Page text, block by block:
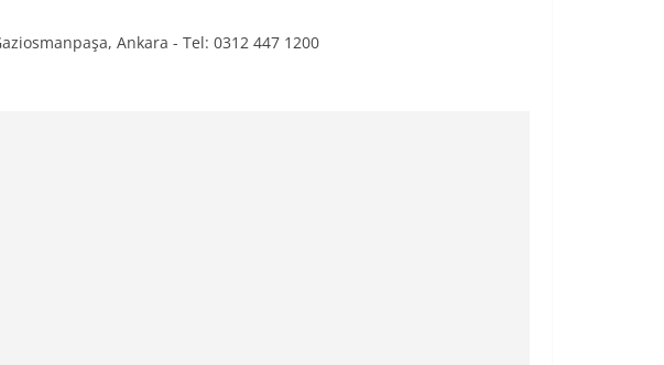
Ankara - Tel: 0312 447 1200